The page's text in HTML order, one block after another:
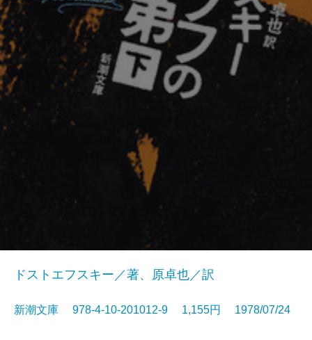
ドストエフスキー／著、原卓也／訳
新潮文庫 978-4-10-201012-9 1,155円 1978/07/24